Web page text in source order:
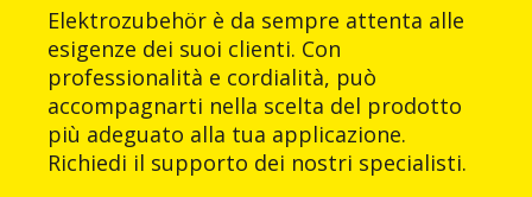
Elektrozubehör è da sempre attenta alle
esigenze dei suoi clienti. Con
professionalità e cordialità, può
accompagnarti nella scelta del prodotto
più adeguato alla tua applicazione.
Richiedi il supporto dei nostri specialisti.